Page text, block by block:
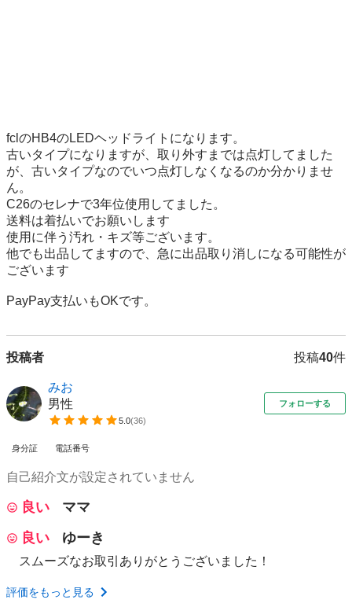
fclのHB4のLEDヘッドライトになります。
古いタイプになりますが、取り外すまでは点灯してました
が、古いタイプなのでいつ点灯しなくなるのか分かりませ
ん。
C26のセレナで3年位使用してました。
送料は着払いでお願いします
使用に伴う汚れ・キズ等ございます。
他でも出品してますので、急に出品取り消しになる可能性が
ございます
PayPay支払いもOKです。
投稿者 投稿40件
みお
男性
5.0(36)
フォローする
身分証 電話番号
自己紹介文が設定されていません
良い
ママ
良い
ゆーき
スムーズなお取引ありがとうございました！
評価をもっと見る